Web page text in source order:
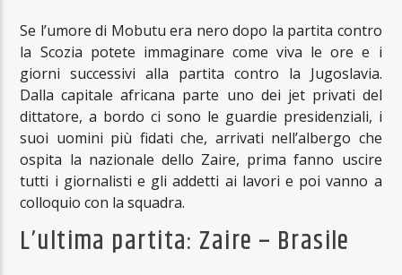
Se l’umore di Mobutu era nero dopo la partita contro
la Scozia potete immaginare come viva le ore e i
giorni successivi alla partita contro la Jugoslavia.
Dalla capitale africana parte uno dei jet privati del
dittatore, a bordo ci sono le guardie presidenziali, i
suoi uomini più fidati che, arrivati nell’albergo che
ospita la nazionale dello Zaire, prima fanno uscire
tutti i giornalisti e gli addetti ai lavori e poi vanno a
colloquio con la squadra.
L’ultima partita: Zaire – Brasile